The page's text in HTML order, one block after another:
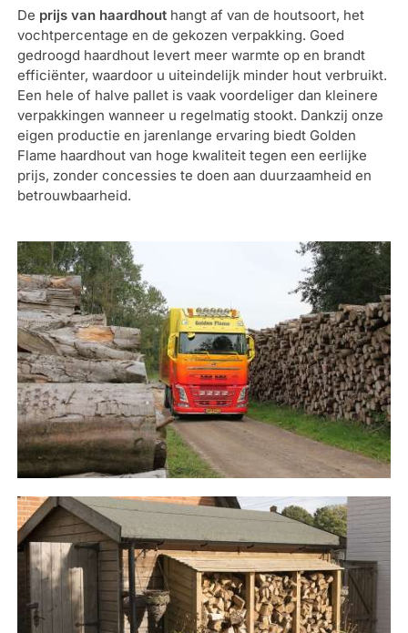
De prijs van haardhout hangt af van de houtsoort, het
vochtpercentage en de gekozen verpakking. Goed
gedroogd haardhout levert meer warmte op en brandt
efficiënter, waardoor u uiteindelijk minder hout verbruikt.
Een hele of halve pallet is vaak voordeliger dan kleinere
verpakkingen wanneer u regelmatig stookt. Dankzij onze
eigen productie en jarenlange ervaring biedt Golden
Flame haardhout van hoge kwaliteit tegen een eerlijke
prijs, zonder concessies te doen aan duurzaamheid en
betrouwbaarheid.